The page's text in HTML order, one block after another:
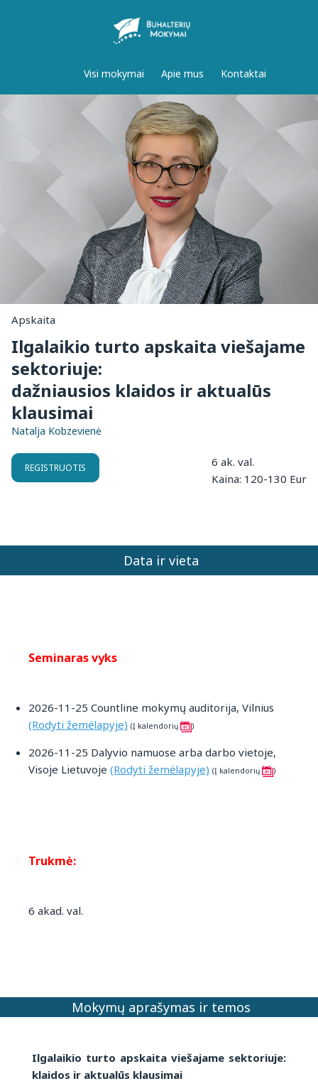
Visi mokymai Apie mus Kontaktai
Apskaita
Ilgalaikio turto apskaita viešajame
sektoriuje:
dažniausios klaidos ir aktualūs
klausimai
Natalja Kobzevienė
REGISTRUOTIS
6 ak. val.
Kaina: 120-130 Eur
Data ir vieta
Seminaras vyks
2026-11-25 Countline mokymų auditorija, Vilnius
(Rodyti žemėlapyje) (Į kalendorių )
2026-11-25 Dalyvio namuose arba darbo vietoje,
Visoje Lietuvoje (Rodyti žemėlapyje) (Į kalendorių )
Trukmė:
6 akad. val.
Mokymų aprašymas ir temos
Ilgalaikio turto apskaita viešajame sektoriuje:
klaidos ir aktualūs klausimai